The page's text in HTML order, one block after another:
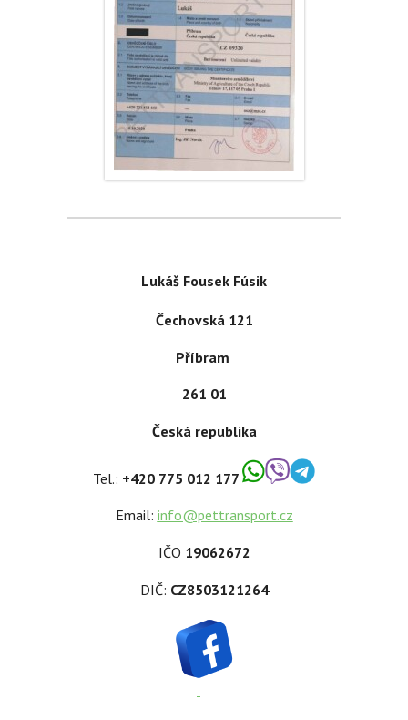
Lukáš Fousek Fúsik
Čechovská 121
Příbram
261 01
Česká republika
Tel.: +420 775 012 177
Email: info@pettransport.cz
IČO 19062672
DIČ: CZ8503121264